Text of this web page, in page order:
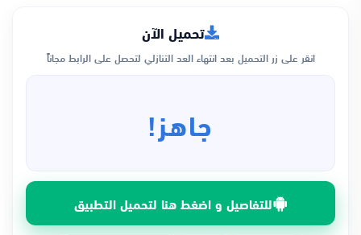
تحميل الآن
انقر على زر التحميل بعد انتهاء العد التنازلي لتحصل على الرابط مجاناً
جاهز!
للتفاصيل و اضغط هنا لتحميل التطبيق